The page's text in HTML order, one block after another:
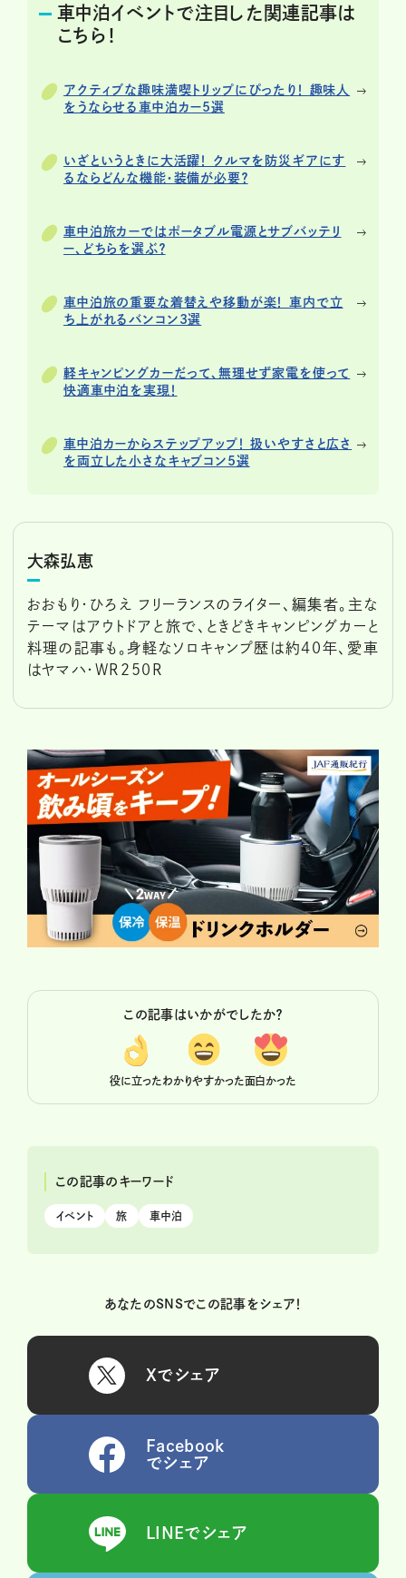
車中泊イベントで注目した関連記事は
こちら！
アクティブな趣味満喫トリップにぴったり！ 趣味人
をうならせる車中泊カー5選
いざというときに大活躍！ クルマを防災ギアにす
るならどんな機能・装備が必要？
車中泊旅カーではポータブル電源とサブバッテリ
ー、どちらを選ぶ？
車中泊旅の重要な着替えや移動が楽！ 車内で立
ち上がれるバンコン3選
軽キャンピングカーだって、無理せず家電を使って
快適車中泊を実現！
車中泊カーからステップアップ！ 扱いやすさと広さ
を両立した小さなキャブコン5選
大森弘恵
おおもり・ひろえ フリーランスのライター、編集者。主な
テーマはアウトドアと旅で、ときどきキャンピングカーと
料理の記事も。身軽なソロキャンプ歴は約40年、愛車
はヤマハ・WR250R
この記事はいかがでしたか？
役に立ったわかりやすかった面白かった
この記事のキーワード
イベント 旅 車中泊
あなたのSNSでこの記事をシェア！
Xでシェア
Facebook
でシェア
LINEでシェア